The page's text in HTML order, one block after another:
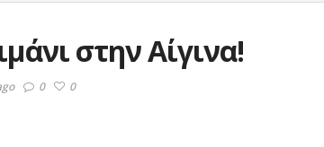
στην Αίγινα!
0 0